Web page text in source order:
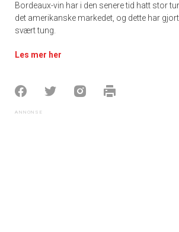
Bordeaux-vin har i den senere tid hatt stor
det amerikanske markedet, og dette har
svært tung.
Les mer her